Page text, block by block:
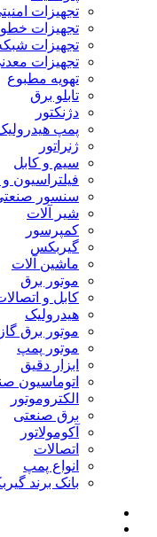
تجهیزات
تجهیزات
تجهیزات
تجهیزات
تهویه مطبوع
تابلو برق
دژنکتور
پمپ
ژنراتور
سیم و کابل
فیلتراسیون
سنسور
شیر آلات
کمپرسور
گیربکس
ماشین آلات
موتور برق
کابل و
هیدرولیک
موتور برق
موتور پمپ
ابزار دقیق
اتوماسیون
الکتروموتور
برق صنعتی
آکومولاتور
اتصالات
انواع پمپ
بانک برند